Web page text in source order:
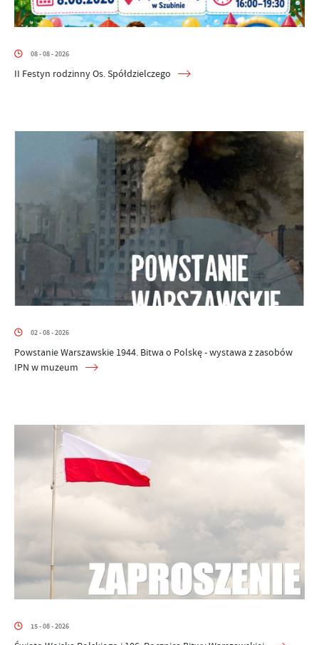
08 - 08 - 2026
II Festyn rodzinny Os. Spółdzielczego
02 - 08 - 2026
Powstanie Warszawskie 1944. Bitwa o Polskę - wystawa z zasobów
IPN w muzeum
15 - 08 - 2026